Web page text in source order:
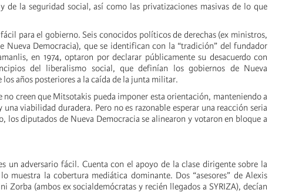
de la seguridad social, así como las privatizaciones masivas de lo que
para el gobierno. Seis conocidos políticos de derechas (ex ministros,
Nueva Democracia), que se identifican con la “tradición” del fundador
en 1974, optaron por declarar públicamente su desacuerdo con
del liberalismo social, que definían los gobiernos de Nueva
los años posteriores a la caída de la junta militar.
no creen que Mitsotakis pueda imponer esta orientación, manteniendo a
viabilidad duradera. Pero no es razonable esperar una reacción seria
los diputados de Nueva Democracia se alinearon y votaron en bloque a
un adversario fácil. Cuenta con el apoyo de la clase dirigente sobre la
muestra la cobertura mediática dominante. Dos “asesores” de Alexis
Zorba (ambos ex socialdemócratas y recién llegados a SYRIZA), decían